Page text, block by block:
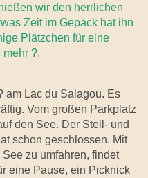
wir den herrlichen
Zeit im Gepäck hat ihn
Plätzchen für eine
?.
am Lac du Salagou. Es
Vom großen Parkplatz
den See. Der Stell- und
schon geschlossen. Mit
zu umfahren, findet
eine Pause, ein Picknick